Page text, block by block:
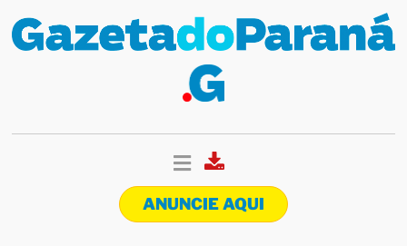
ANUNCIE AQUI